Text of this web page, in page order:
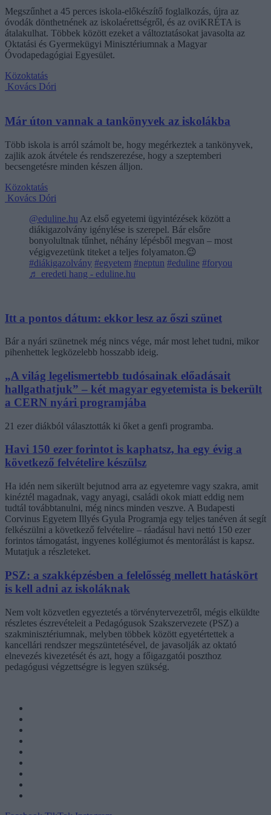
Megszűnhet a 45 perces iskola-előkészítő foglalkozás, újra az
óvodák dönthetnének az iskolaérettségről, és az oviKRÉTA is
átalakulhat. Többek között ezeket a változtatásokat javasolta az
Oktatási és Gyermekügyi Minisztériumnak a Magyar
Óvodapedagógiai Egyesület.
Közoktatás
Kovács Dóri
Már úton vannak a tankönyvek az iskolákba
Több iskola is arról számolt be, hogy megérkeztek a tankönyvek,
zajlik azok átvétele és rendszerezése, hogy a szeptemberi
becsengetésre minden készen álljon.
Közoktatás
Kovács Dóri
@eduline.hu Az első egyetemi ügyintézések között a
diákigazolvány igénylése is szerepel. Bár elsőre
bonyolultnak tűnhet, néhány lépésből megvan – most
végigvezetünk titeket a teljes folyamaton.😉
#diákigazolvány #egyetem #neptun #eduline #foryou
♬ eredeti hang - eduline.hu
Itt a pontos dátum: ekkor lesz az őszi szünet
Bár a nyári szünetnek még nincs vége, már most lehet tudni, mikor
pihenhettek legközelebb hosszabb ideig.
„A világ legelismertebb tudósainak előadásait
hallgathatjuk” – két magyar egyetemista is bekerült
a CERN nyári programjába
21 ezer diákból választották ki őket a genfi programba.
Havi 150 ezer forintot is kaphatsz, ha egy évig a
következő felvételire készülsz
Ha idén nem sikerült bejutnod arra az egyetemre vagy szakra, amit
kinéztél magadnak, vagy anyagi, családi okok miatt eddig nem
tudtál továbbtanulni, még nincs minden veszve. A Budapesti
Corvinus Egyetem Illyés Gyula Programja egy teljes tanéven át segít
felkészülni a következő felvételire – ráadásul havi nettó 150 ezer
forintos támogatást, ingyenes kollégiumot és mentorálást is kapsz.
Mutatjuk a részleteket.
PSZ: a szakképzésben a felelősség mellett hatáskört
is kell adni az iskoláknak
Nem volt közvetlen egyeztetés a törvénytervezetről, mégis elküldte
részletes észrevételeit a Pedagógusok Szakszervezete (PSZ) a
szakminisztériumnak, melyben többek között egyetértettek a
kancellári rendszer megszüntetésével, de javasolják az oktató
elnevezés kivezetését és azt, hogy a főigazgatói poszthoz
pedagógusi végzettségre is legyen szükség.